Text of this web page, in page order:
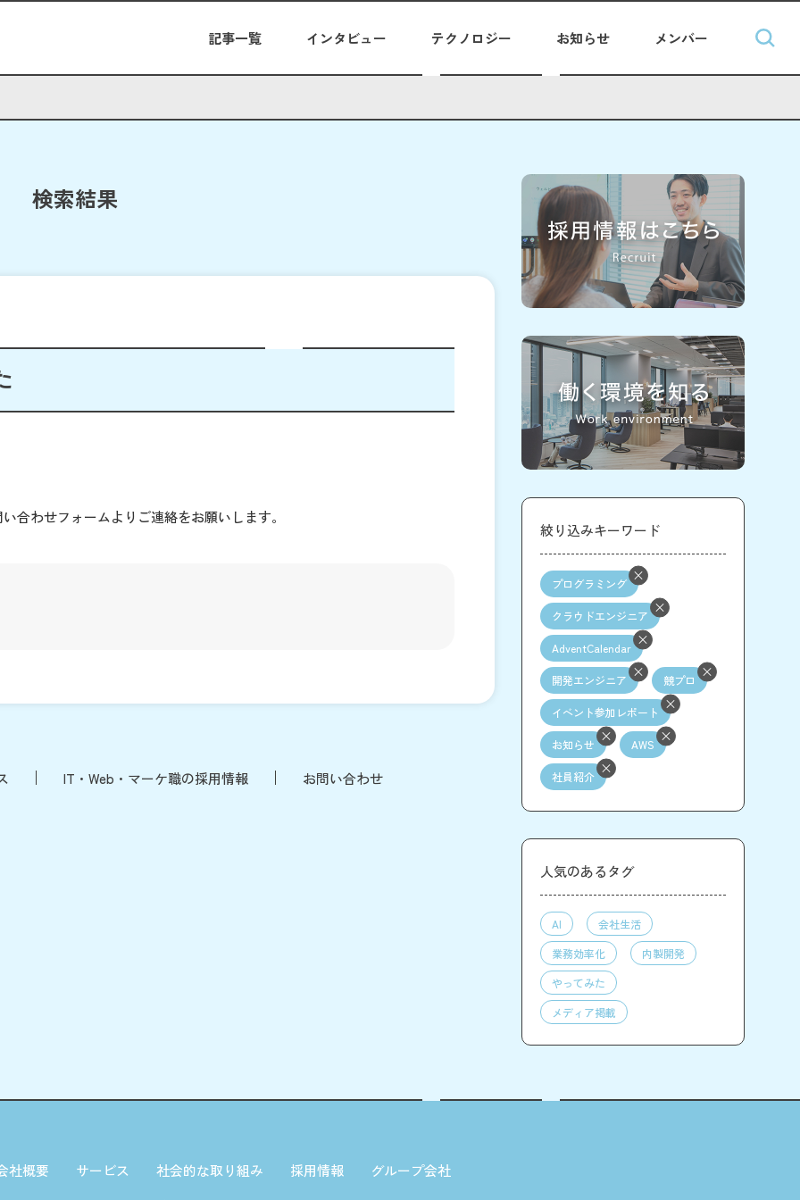
記事一覧 インタビュー テクノロジー お知らせ メンバー
検索結果
合わせフォームよりご連絡をお願いします。
IT・Web・マーケ職の採用情報 お問い合わせ
絞り込みキーワード
プログラミング
クラウドエンジニア
AdventCalendar
開発エンジニア 競プロ
イベント参加レポート
お知らせ AWS
社員紹介
人気のあるタグ
AI
会社生活
業務効率化
内製開発
やってみた
メディア掲載
社概要 サービス 社会的な取り組み 採用情報
グループ会社